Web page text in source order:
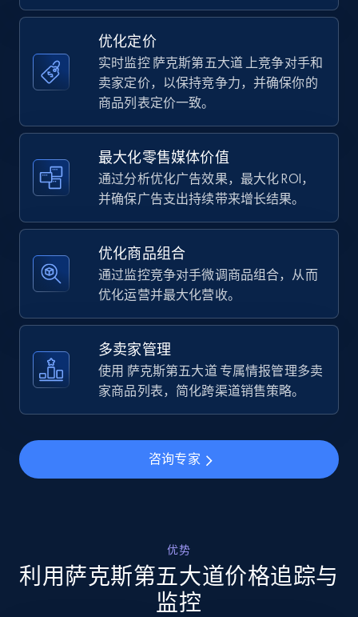
Author name, Asin, and more.
7.4K+ 870+
Walmart - products
URL, Final price, Sku, Currency, Gtin,
Specifications, Image urls, Top reviews, and
more.
5.6K+ 875+ 立即开始
URL, Final price, Sku, Currency, Gtin,
Specifications, Image urls, Top reviews, and
more.
URL, Final price, Sku, Currency, Gtin,
Specifications, Image urls, Top reviews, and
优化定价
实时监控 萨克斯第五大道 上竞争对手和
卖家定价，以保持竞争力，并确保你的
商品列表定价一致。
最大化零售媒体价值
通过分析优化广告效果，最大化 ROI，
并确保广告支出持续带来增长结果。
优化商品组合
通过监控竞争对手微调商品组合，从而
优化运营并最大化营收。
多卖家管理
使用 萨克斯第五大道 专属情报管理多卖
家商品列表，简化跨渠道销售策略。
咨询专家
优势
利用萨克斯第五大道价格追踪与
监控